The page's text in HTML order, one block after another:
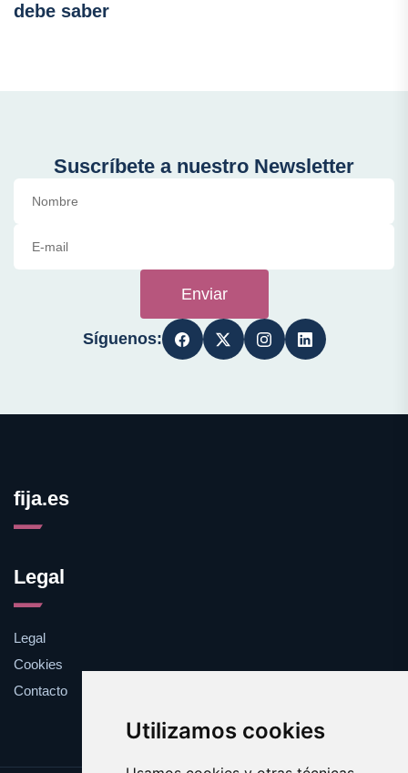
Utilizamos cookies
debe saber
Suscríbete a nuestro Newsletter
Enviar
Síguenos:
fija.es
Legal
Legal
Cookies
Contacto